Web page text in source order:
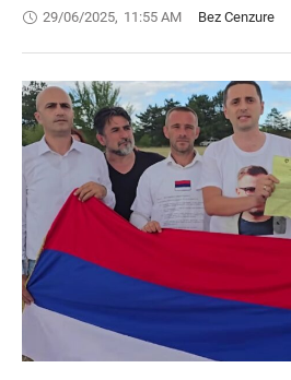
29/06/2025, 11:55 AM Bez Cenzure